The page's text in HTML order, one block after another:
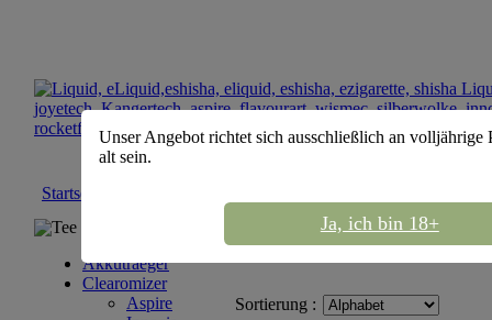
Startseite
Tee Sortiment
Akkutraeger
Clearomizer
Aspire
Sortierung :
Unser Angebot richtet sich ausschließlich an volljährige
alt sein.
Ja, ich bin 18+